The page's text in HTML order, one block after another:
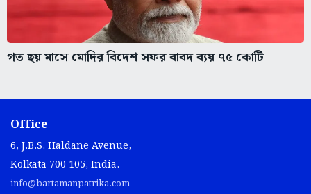
গত ছয় মাসে মোদির বিদেশ সফর বাবদ ব্যয় ৭৫ কোটি
Office
6, J.B.S. Haldane Avenue,
Kolkata 700 105, India.
info@bartamanpatrika.com